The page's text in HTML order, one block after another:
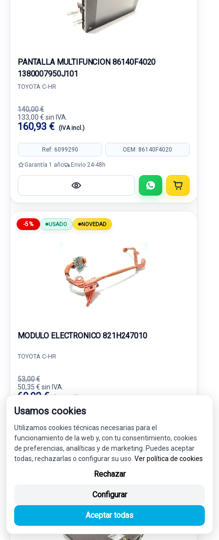
PANTALLA MULTIFUNCION 86140F4020
1380007950J101
TOYOTA C-HR
140,00 €
133,00 € sin IVA.
160,93 € (IVA incl.)
Ref: 6099290 OEM: 86140F4020
Garantía 1 año Envío 24-48h
-5% USADO NOVEDAD
MODULO ELECTRONICO 821H247010
TOYOTA C-HR
53,00 €
50,35 € sin IVA.
60,92 €
Garantía 1 año Envío 24-48h
NOVEDAD
Usamos cookies
Utilizamos cookies técnicas necesarias para el
funcionamiento de la web y, con tu consentimiento, cookies
de preferencias, analíticas y de marketing. Puedes aceptar
todas, rechazarlas o configurar su uso. Ver política de cookies
Rechazar
Configurar
Aceptar todas